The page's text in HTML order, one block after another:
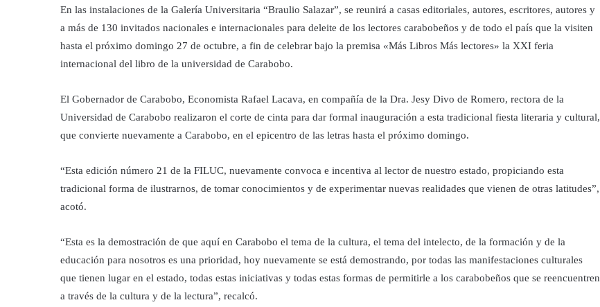
En las instalaciones de la Galería Universitaria “Braulio Salazar”, se reunirá a casas editoriales, autores, escritores, autores y
a más de 130 invitados nacionales e internacionales para deleite de los lectores carabobeños y de todo el país que la visiten
hasta el próximo domingo 27 de octubre, a fin de celebrar bajo la premisa «Más Libros Más lectores» la XXI feria
internacional del libro de la universidad de Carabobo.
El Gobernador de Carabobo, Economista Rafael Lacava, en compañía de la Dra. Jesy Divo de Romero, rectora de la
Universidad de Carabobo realizaron el corte de cinta para dar formal inauguración a esta tradicional fiesta literaria y cultural,
que convierte nuevamente a Carabobo, en el epicentro de las letras hasta el próximo domingo.
“Esta edición número 21 de la FILUC, nuevamente convoca e incentiva al lector de nuestro estado, propiciando esta
tradicional forma de ilustrarnos, de tomar conocimientos y de experimentar nuevas realidades que vienen de otras latitudes”,
acotó.
“Esta es la demostración de que aquí en Carabobo el tema de la cultura, el tema del intelecto, de la formación y de la
educación para nosotros es una prioridad, hoy nuevamente se está demostrando, por todas las manifestaciones culturales
que tienen lugar en el estado, todas estas iniciativas y todas estas formas de permitirle a los carabobeños que se reencuentren
a través de la cultura y de la lectura”, recalcó.